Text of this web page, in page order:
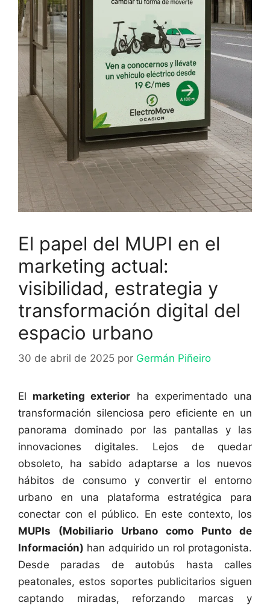
El papel del MUPI en el
marketing actual:
visibilidad, estrategia y
transformación digital del
espacio urbano
30 de abril de 2025 por Germán Piñeiro
El marketing exterior ha experimentado una
transformación silenciosa pero eficiente en un
panorama dominado por las pantallas y las
innovaciones digitales. Lejos de quedar
obsoleto, ha sabido adaptarse a los nuevos
hábitos de consumo y convertir el entorno
urbano en una plataforma estratégica para
conectar con el público. En este contexto, los
MUPIs (Mobiliario Urbano como Punto de
Información) han adquirido un rol protagonista.
Desde paradas de autobús hasta calles
peatonales, estos soportes publicitarios siguen
captando miradas, reforzando marcas y